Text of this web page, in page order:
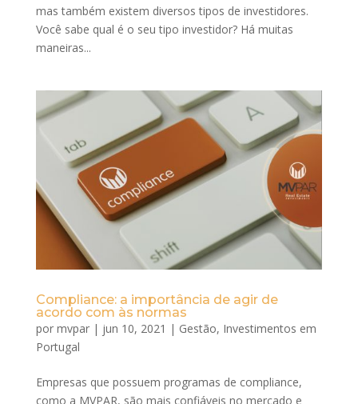
mas também existem diversos tipos de investidores.
Você sabe qual é o seu tipo investidor? Há muitas
maneiras...
Compliance: a importância de agir de
acordo com às normas
por mvpar| jun 10, 2021 | Gestão, Investimentos em
Portugal
Empresas que possuem programas de compliance,
como a MVPAR, são mais confiáveis no mercado e